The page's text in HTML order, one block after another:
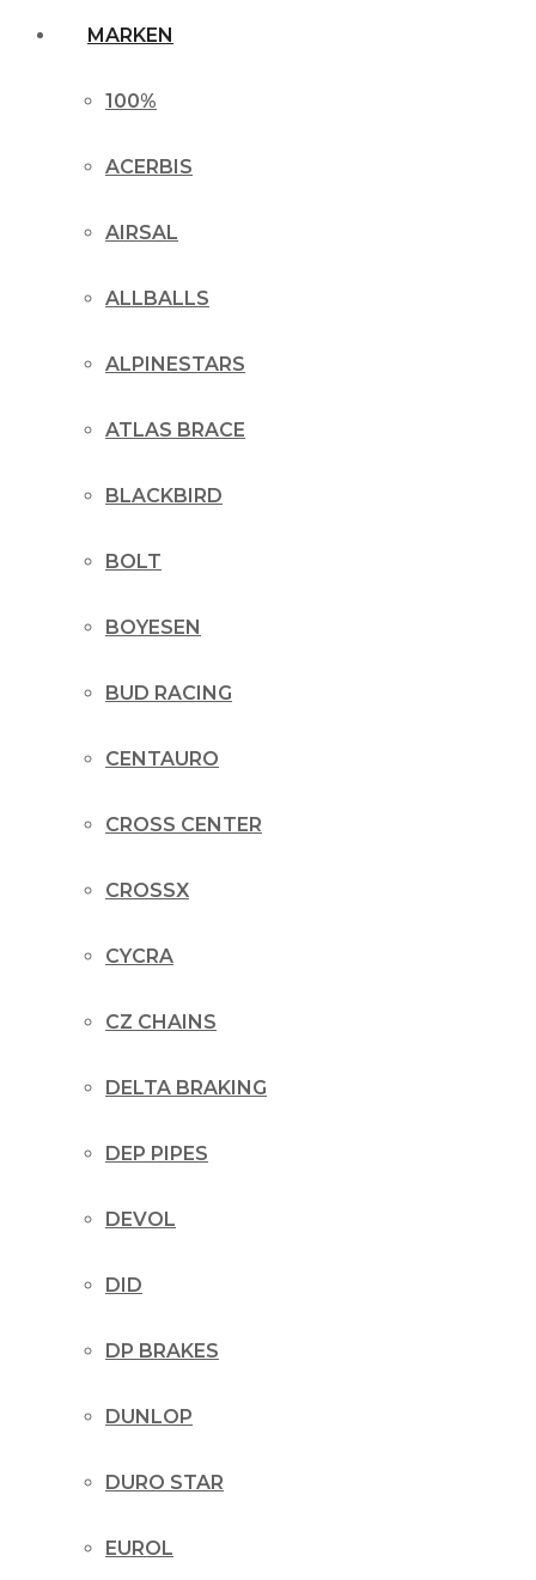
MARKEN
100%
ACERBIS
AIRSAL
ALLBALLS
ALPINESTARS
ATLAS BRACE
BLACKBIRD
BOLT
BOYESEN
BUD RACING
CENTAURO
CROSS CENTER
CROSSX
CYCRA
CZ CHAINS
DELTA BRAKING
DEP PIPES
DEVOL
DID
DP BRAKES
DUNLOP
DURO STAR
EUROL